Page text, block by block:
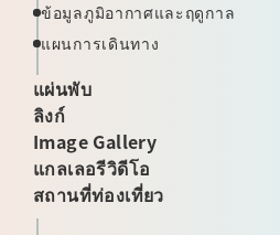
ข้อมูลภูมิอากาศและฤดูกาล
แผนการเดินทาง
แผ่นพับ
ลิงก์
Image Gallery
แกลเลอรีวิดีโอ
สถานที่ท่องเที่ยว